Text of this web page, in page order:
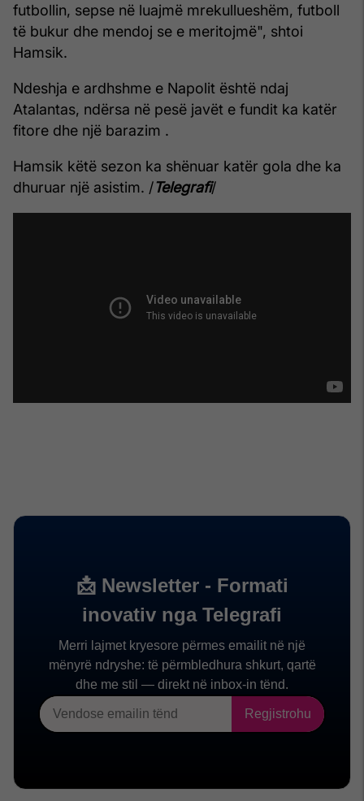
futbollin, sepse në luajmë mrekullueshëm, futboll
të bukur dhe mendoj se e meritojmë", shtoi
Hamsik.
Ndeshja e ardhshme e Napolit është ndaj
Atalantas, ndërsa në pesë javët e fundit ka katër
fitore dhe një barazim .
Hamsik këtë sezon ka shënuar katër gola dhe ka
dhuruar një asistim. /Telegrafi/